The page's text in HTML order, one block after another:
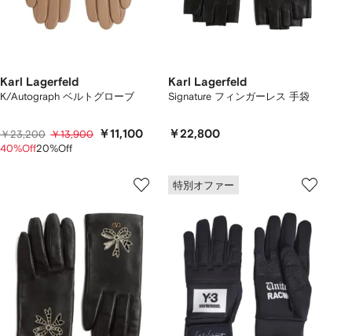
Karl Lagerfeld
K/Autograph ベルトグローブ
￥23,200 ￥13,900 ￥11,100
40%Off20%Off
Karl Lagerfeld
Signature フィンガーレス 手袋
￥22,800
特別オファー